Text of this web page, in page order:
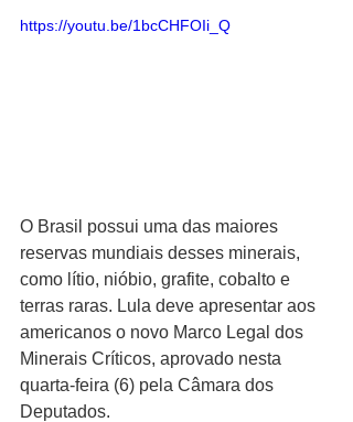
https://youtu.be/1bcCHFOIi_Q
O Brasil possui uma das maiores
reservas mundiais desses minerais,
como lítio, nióbio, grafite, cobalto e
terras raras. Lula deve apresentar aos
americanos o novo Marco Legal dos
Minerais Críticos, aprovado nesta
quarta-feira (6) pela Câmara dos
Deputados.